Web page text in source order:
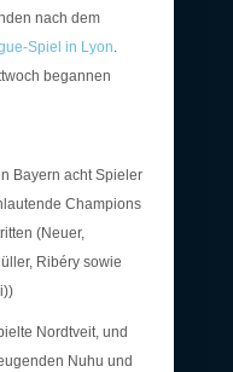
nach dem
Spiel in Lyon.
begannen
Bayern acht Spieler
Champions
(Neuer,
Ribéry sowie
Nordtveit, und
Nuhu und